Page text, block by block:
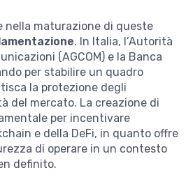
nella maturazione di queste
. In Italia, l’Autorità
(AGCOM) e la Banca
per stabilire un quadro
la protezione degli
del mercato. La creazione di
per incentivare
e della DeFi, in quanto offre
di operare in un contesto
definito.